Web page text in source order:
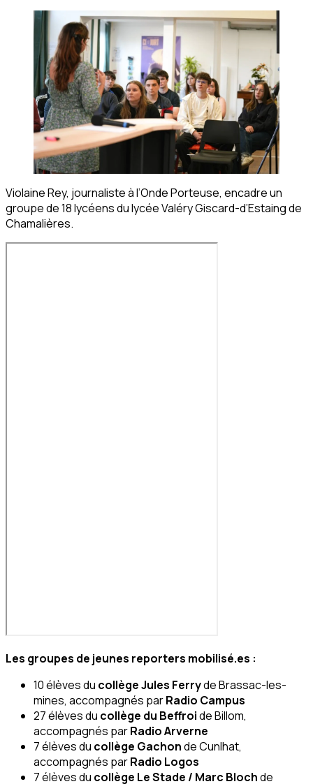
Violaine Rey, journaliste à l’Onde Porteuse, encadre un
groupe de 18 lycéens du lycée Valéry Giscard-d’Estaing de
Chamalières.
Les groupes de jeunes reporters mobilisé.es :
10 élèves du collège Jules Ferryde Brassac-les-
mines, accompagnés parRadio Campus
27 élèves du collège du Beffroide Billom,
accompagnés parRadio Arverne
7 élèves du collège Gachonde Cunlhat,
accompagnés parRadio Logos
7 élèves du collège Le Stade / Marc Blochde